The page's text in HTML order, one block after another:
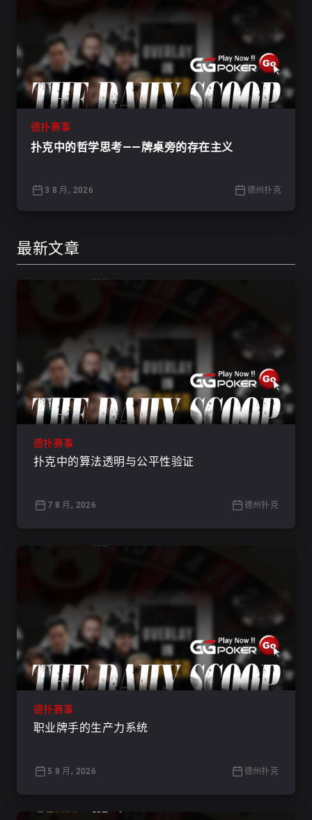
德扑赛事
扑克中的哲学思考——牌桌旁的存在主义
3 8 月, 2026 德州扑克
最新文章
德扑赛事
扑克中的算法透明与公平性验证
7 8 月, 2026 德州扑克
德扑赛事
职业牌手的生产力系统
5 8 月, 2026 德州扑克